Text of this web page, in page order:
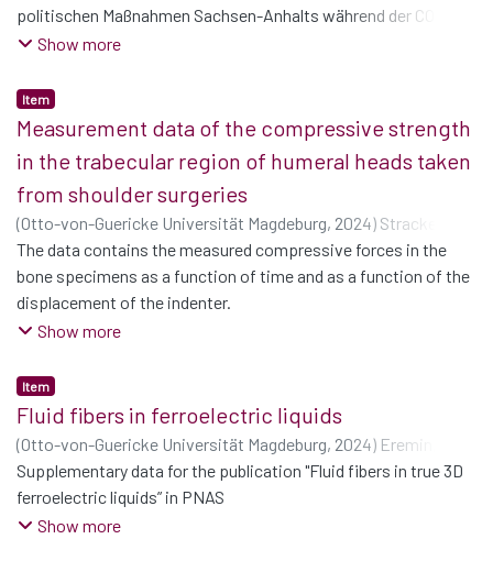
politischen Maßnahmen Sachsen-Anhalts während der COVID-
19 Pandemie im Vergleich mit denen der anderen Bundesländer
Ministerpräsident Haseloff, nach dem die Landesregierung
versucht habe, im Rahmen der Möglichkeiten mit Maß und
Mitte‘ zu agieren. Betrachtet wurden die Regelungen aller 16
Bundesländer in sieben Politikbereichen im
Untersuchungszeitraum 2020-2022. Zusammenfassend
bestätigt die Analyse mit Blick auf diese Regelungsbereiche
das Zitat des Ministerpräsidenten. Die untersuchten
Regelungen befinden sich mit wenigen Ausnahmen im
Mittelfeld, d.h. mittig zwischen Ländern mit sehr restriktiven
und sehr moderaten Regelungen. Sie sind zudem gemäßigt in
Ländern zumeist weniger gravierend waren oder auch im
Zeitverlauf weniger lang galten.
Show more
Item
Measurement data of the compressive strength
in the trabecular region of humeral heads taken
from shoulder surgeries
(Otto-von-Guericke Universität Magdeburg, 2024) Strackeljan,
Cornelius;Borgolte, Melissa;Döring, Joachim;Berth,
Alexander;Woschke, Elmar
The data contains the measured compressive forces in the
bone specimens as a function of time and as a function of the
displacement of the indenter.
For the mechanical tests, two adapters were 30 printed to fit
specimens. The corresponding CAD data are provided as .par-
files
(SolidEdge) and as stl-files.
The data also contains photographs of the specimens.
Show more
Item
Fluid fibers in ferroelectric liquids
(Otto-von-Guericke Universität Magdeburg, 2024) Eremin,
Alexey
Supplementary data for the publication "Fluid fibers in true 3D
ferroelectric liquids” in PNAS
Show more